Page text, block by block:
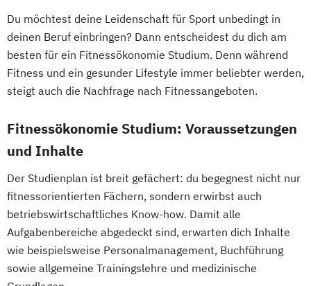
Soziale Arbeit Sozialmanagement
Du möchtest deine Leidenschaft für Sport unbedingt in
deinen Beruf einbringen? Dann entscheidest du dich am
besten für ein Fitnessökonomie Studium. Denn während
Fitness und ein gesunder Lifestyle immer beliebter werden,
steigt auch die Nachfrage nach Fitnessangeboten.
Fitnessökonomie Studium: Voraussetzungen
und Inhalte
Der Studienplan ist breit gefächert: du begegnest nicht nur
fitnessorientierten Fächern, sondern erwirbst auch
betriebswirtschaftliches Know-how. Damit alle
Aufgabenbereiche abgedeckt sind, erwarten dich Inhalte
wie beispielsweise Personalmanagement, Buchführung
sowie allgemeine Trainingslehre und medizinische